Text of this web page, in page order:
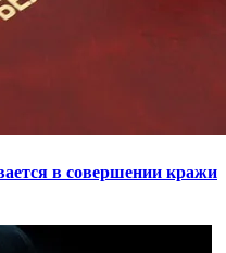
в совершении кражи